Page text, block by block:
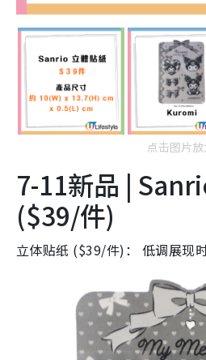
点击图片放
7-11新品 |
($39/件)
立体贴纸 ($39/件)： 低调展现